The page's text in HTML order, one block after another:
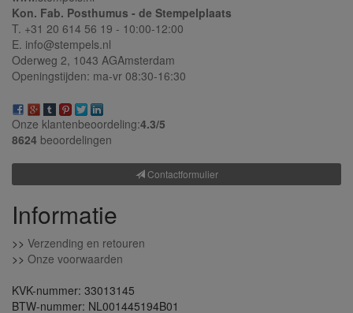
Kon. Fab. Posthumus - de Stempelplaats
T. +31 20 614 56 19 - 10:00-12:00
E. info@stempels.nl
Oderweg 2, 1043 AGAmsterdam
Openingstijden: ma-vr 08:30-16:30
Onze klantenbeoordeling:4.3/5
8624 beoordelingen
Contactformulier
Informatie
>> Verzending en retouren
>> Onze voorwaarden
KVK-nummer: 33013145
BTW-nummer: NL001445194B01